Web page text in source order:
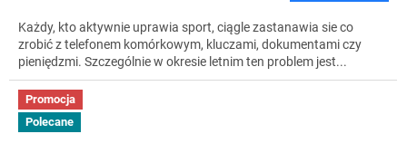
Każdy, kto aktywnie uprawia sport, ciągle zastanawia sie co
zrobić z telefonem komórkowym, kluczami, dokumentami czy
pieniędzmi. Szczególnie w okresie letnim ten problem jest...
Promocja
Polecane